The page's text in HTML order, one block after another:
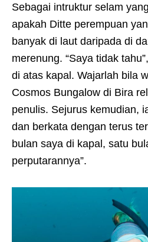
Sebagai intruktur selam
apakah Ditte perempuan
banyak di laut daripada di
merenung. “Saya tidak
di atas kapal. Wajarlah bila
Cosmos Bungalow di Bira
penulis. Sejurus kemudian,
dan berkata dengan terus
bulan saya di kapal, satu
perputarannya”.